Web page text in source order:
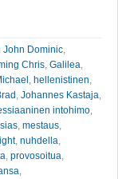
John Dominic
Chris Galilea
hellenistinen
Johannes Kastaja
intohimo
mestaus
, nuhdella
provosoitua